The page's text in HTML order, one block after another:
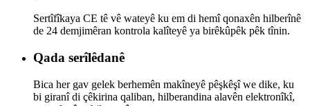
Sertîfîkaya CE tê vê wateyê ku em di hemî qonaxên hilberînê
de 24 demjimêran kontrola kalîteyê ya birêkûpêk pêk tînin.
Qada serîlêdanê
Bica her gav gelek berhemên makîneyê pêşkêşî we dike, ku
bi giranî di çêkirina qaliban, hilberandina alavên elektronîkî,